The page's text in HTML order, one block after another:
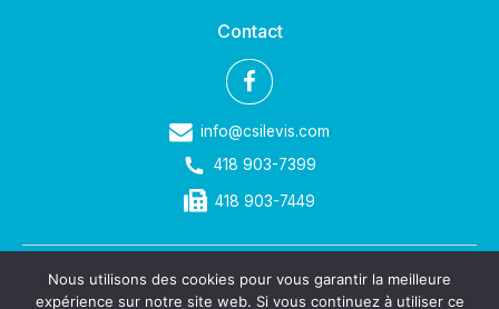
Contact
info@csilevis.com
418 903-7399
418 903-7449
©2023 Clinique de Soins Infirmiers de Lévis. Tous droits réservés.
Nous utilisons des cookies pour vous garantir la meilleure
expérience sur notre site web. Si vous continuez à utiliser ce